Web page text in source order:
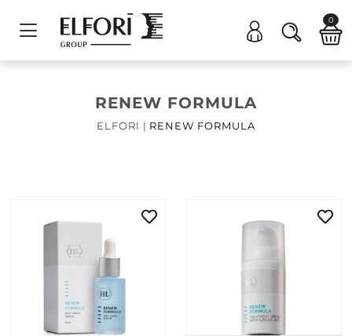
0
RENEW FORMULA
ELFORI | RENEW FORMULA